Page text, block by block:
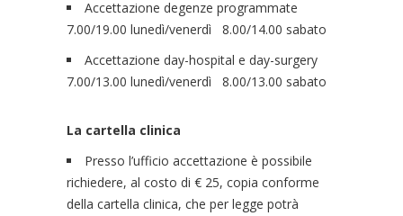
Accettazione degenze programmate
7.00/19.00 lunedì/venerdì 8.00/14.00 sabato
Accettazione day-hospital e day-surgery
7.00/13.00 lunedì/venerdì 8.00/13.00 sabato
La cartella clinica
Presso l’ufficio accettazione è possibile
richiedere, al costo di € 25, copia conforme
della cartella clinica, che per legge potrà